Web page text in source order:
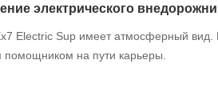
электрического
Electric Sup имеет атмосферный вид.
на пути карьеры.